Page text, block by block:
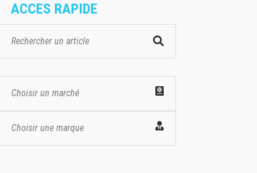
ACCES RAPIDE
Choisir un marché
Choisir une marque